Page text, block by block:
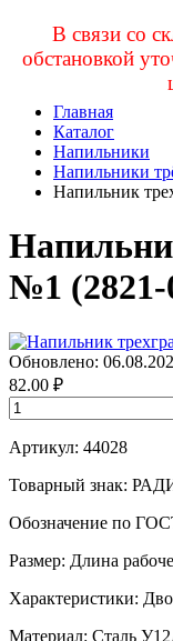
В связи со
обстановкой
Главная
Каталог
Напильники
Напильники
Напильник
№1 (2821-
Обновлено:
82.00 ₽
Артикул: 44028
Товарный знак:
Обозначение по
Размер: Длина
Характеристики:
Материал: Сталь